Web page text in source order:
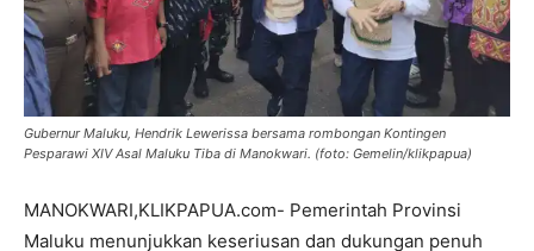
Gubernur Maluku, Hendrik Lewerissa bersama rombongan Kontingen
Pesparawi XIV Asal Maluku Tiba di Manokwari. (foto: Gemelin/klikpapua)
MANOKWARI,KLIKPAPUA.com- Pemerintah Provinsi
Maluku menunjukkan keseriusan dan dukungan penuh